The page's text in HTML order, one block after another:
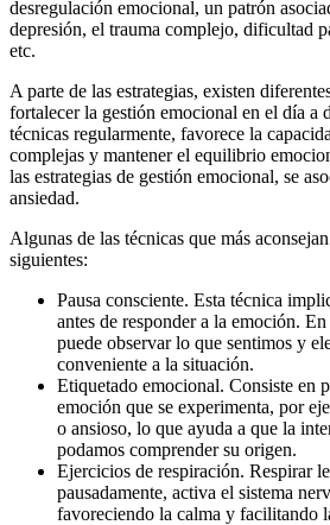
desregulación emocional, un patrón
depresión, el trauma complejo, dificultad
etc.
A parte de las estrategias, existen
fortalecer la gestión emocional en el día a
técnicas regularmente, favorece la
complejas y mantener el equilibrio
las estrategias de gestión emocional, se
ansiedad.
Algunas de las técnicas que más
siguientes:
Pausa consciente. Esta técnica
antes de responder a la emoción.
puede observar lo que sentimos y
conveniente a la situación.
Etiquetado emocional. Consiste en
emoción que se experimenta, por
o ansioso, lo que ayuda a que la
podamos comprender su origen.
Ejercicios de respiración. Respirar
pausadamente, activa el sistema
favoreciendo la calma y facilitando